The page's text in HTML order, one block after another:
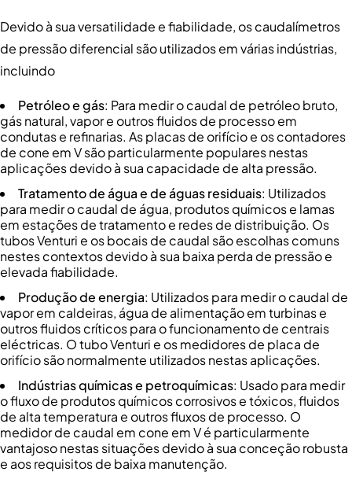
Devido à sua versatilidade e fiabilidade, os caudalímetros
de pressão diferencial são utilizados em várias indústrias,
incluindo
Petróleo e gás: Para medir o caudal de petróleo bruto,
gás natural, vapor e outros fluidos de processo em
condutas e refinarias. As placas de orifício e os contadores
de cone em V são particularmente populares nestas
aplicações devido à sua capacidade de alta pressão.
Tratamento de água e de águas residuais: Utilizados
para medir o caudal de água, produtos químicos e lamas
em estações de tratamento e redes de distribuição. Os
tubos Venturi e os bocais de caudal são escolhas comuns
nestes contextos devido à sua baixa perda de pressão e
elevada fiabilidade.
Produção de energia: Utilizados para medir o caudal de
vapor em caldeiras, água de alimentação em turbinas e
outros fluidos críticos para o funcionamento de centrais
eléctricas. O tubo Venturi e os medidores de placa de
orifício são normalmente utilizados nestas aplicações.
Indústrias químicas e petroquímicas: Usado para medir
o fluxo de produtos químicos corrosivos e tóxicos, fluidos
de alta temperatura e outros fluxos de processo. O
medidor de caudal em cone em V é particularmente
vantajoso nestas situações devido à sua conceção robusta
e aos requisitos de baixa manutenção.